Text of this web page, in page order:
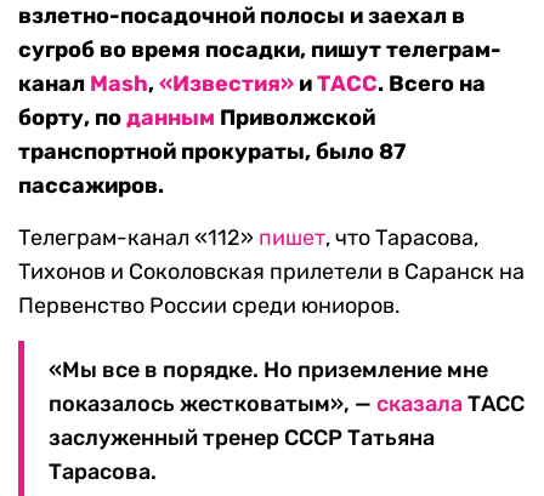
взлетно-посадочной полосы и заехал в
сугроб во время посадки, пишут телеграм-
канал Mash,«Известия» иТАСС. Всего на
борту, поданным Приволжской
транспортной прокураты, было 87
пассажиров.
Телеграм-канал «112» пишет, что Тарасова,
Тихонов и Соколовская прилетели в Саранск на
Первенство России среди юниоров.
«Мы все в порядке. Но приземление мне
показалось жестковатым», — сказалаТАСС
заслуженный тренер СССР Татьяна
Тарасова.